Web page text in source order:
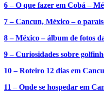
6 – O que fazer em Cobá –
7 – Cancun, México – o
8 – México – álbum de fotos
9 – Curiosidades sobre
10 – Roteiro 12 dias em
11 – Onde se hospedar em